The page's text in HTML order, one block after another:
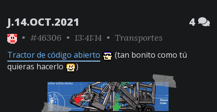
J.14.OCT.2021 4
• #46306 • 13:41:14 • Transportes
Tractor de código abierto
(tan bonito como tú
quieras hacerlo
)